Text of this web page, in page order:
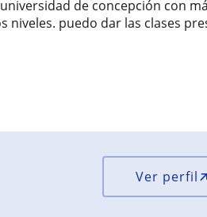
de concepción con
puedo dar las clases
Ver perfil